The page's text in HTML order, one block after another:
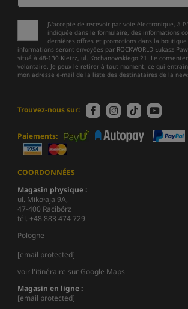
J\'accepte de recevoir par voie électronique, à
indiquée dans le formulaire, des informations
dernières offres et promotions dans la boutique
informations seront envoyées par ROCKWORLD Łukasz
situé à 48-130 Kietrz, ul. Kochanowskiego 21. Le
volontaire. Je peux le retirer à tout moment, ce qui
mon adresse e-mail de la liste des destinataires de la
Trouvez-nous sur:
Paiements:
COORDONNÉES
Magasin physique :
ul. Mikołaja 9A,
47-400 Racibórz
tél. +48 883 474 729
Pologne
[email protected]
voir l'itinéraire sur Google Maps
Magasin en ligne :
[email protected]